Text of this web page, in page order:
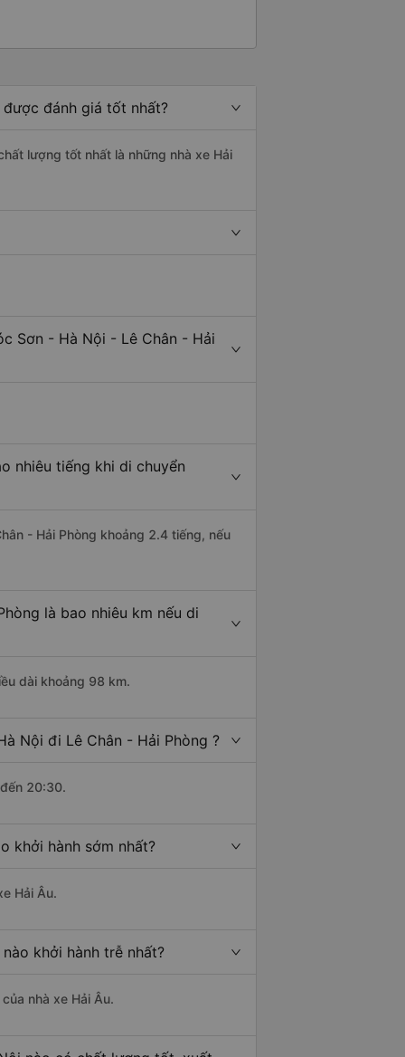
đánh giá tốt nhất?
lượng tốt nhất là những nhà xe Hải
Sơn - Hà Nội - Lê Chân - Hải
nhiêu tiếng khi di chuyển
- Hải Phòng khoảng 2.4 tiếng, nếu
là bao nhiêu km nếu di
dài khoảng 98 km.
Nội đi Lê Chân - Hải Phòng ?
20:30.
khởi hành sớm nhất?
Hải Âu.
khởi hành trễ nhất?
nhà xe Hải Âu.